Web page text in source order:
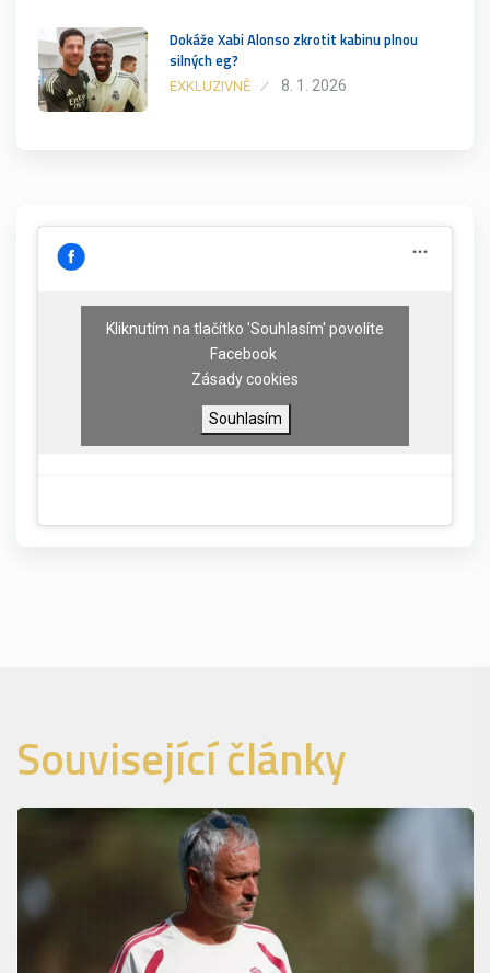
Dokáže Xabi Alonso zkrotit kabinu plnou
silných eg?
EXKLUZIVNĚ 8. 1. 2026
Kliknutím na tlačítko 'Souhlasím' povolíte
Facebook
Zásady cookies
Souhlasím
Související články